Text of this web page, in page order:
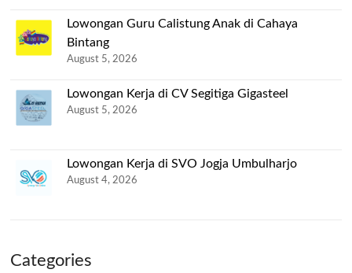
Lowongan Guru Calistung Anak di Cahaya
Bintang
August 5, 2026
Lowongan Kerja di CV Segitiga Gigasteel
August 5, 2026
Lowongan Kerja di SVO Jogja Umbulharjo
August 4, 2026
Categories